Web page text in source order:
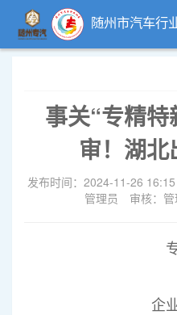
随州市汽车行
领导关怀
事关“专精
审！湖
发布时间：2024-11-26 16:15
管理员
审核：管
企